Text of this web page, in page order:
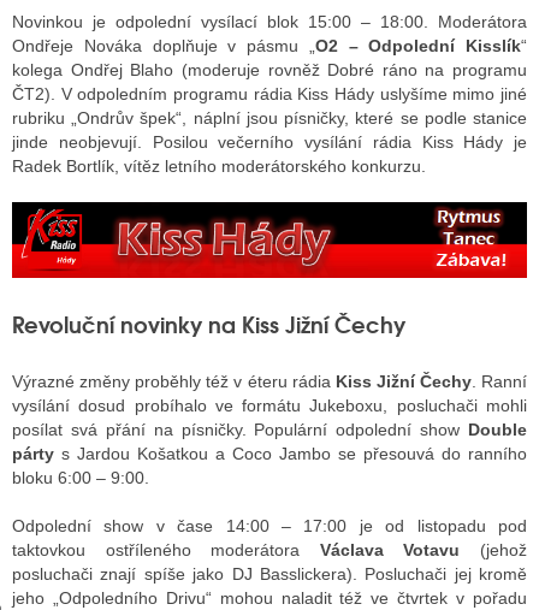
STRÁNKY RÁDIÍ
STRÁNKY TV
TISK
BLOGERA
DISKUTÉRA NA RADIOTV
STARŠÍCH DISKUZÍ
Novinkou je odpolední vysílací blok 15:00 – 18:00. Moderátora
Ondřeje Nováka doplňuje v pásmu „ O2 – Odpolední Kisslík“
kolega Ondřej Blaho (moderuje rovněž Dobré ráno na programu
ČT2). V odpoledním programu rádia Kiss Hády uslyšíme mimo jiné
rubriku „Ondrův špek“, náplní jsou písničky, které se podle stanice
jinde neobjevují. Posilou večerního vysílání rádia Kiss Hády je
Radek Bortlík, vítěz letního moderátorského konkurzu.
Revoluční novinky na Kiss Jižní Čechy
Výrazné změny proběhly též v éteru rádia Kiss Jižní Čechy. Ranní
vysílání dosud probíhalo ve formátu Jukeboxu, posluchači mohli
posílat svá přání na písničky. Populární odpolední show Double
párty s Jardou Košatkou a Coco Jambo se přesouvá do ranního
bloku 6:00 – 9:00.
Odpolední show v čase 14:00 – 17:00 je od listopadu pod
taktovkou ostříleného moderátora Václava Votavu (jehož
posluchači znají spíše jako DJ Basslickera). Posluchači jej kromě
jeho „Odpoledního Drivu“ mohou naladit též ve čtvrtek v pořadu